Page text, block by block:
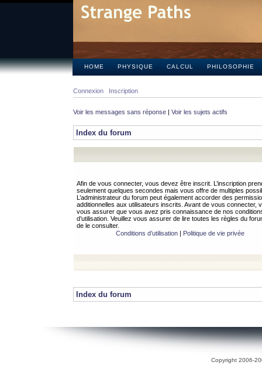
HOME PHYSIQUE CALCUL PHILOSOPHIE
Connexion Inscription
Voir les messages sans réponse | Voir les sujets actifs
Index du forum
Afin de vous connecter, vous devez être inscrit. L’inscription
seulement quelques secondes mais vous offre de multiples
L’administrateur du forum peut également accorder des
additionnelles aux utilisateurs inscrits. Avant de vous connecter,
vous assurer que vous avez pris connaissance de nos
d’utilisation. Veuillez vous assurer de lire toutes les règles du
de le consulter.
Conditions d’utilisation| Politique de vie privée
Index du forum
Copyright 2006-